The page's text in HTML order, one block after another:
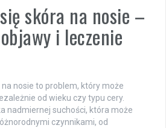
skóra na nosie –
i leczenie
nosie to problem, który może
od wieku czy typu cery.
nadmiernej suchości, która może
czynnikami, od